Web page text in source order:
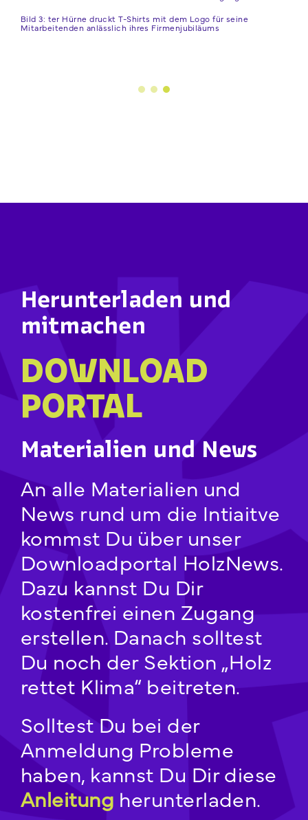
Bild 3: ter Hürne druckt T-Shirts mit dem Logo für seine
Mitarbeitenden anlässlich ihres Firmenjubiläums
Herunterladen und
mitmachen
DOWNLOAD
PORTAL
Materialien und News
An alle Materialien und
News rund um die Intiaitve
kommst Du über unser
Downloadportal HolzNews.
Dazu kannst Du Dir
kostenfrei einen Zugang
erstellen. Danach solltest
Du noch der Sektion „Holz
rettet Klima“ beitreten.
Solltest Du bei der
Anmeldung Probleme
haben, kannst Du Dir diese
Anleitung herunterladen.